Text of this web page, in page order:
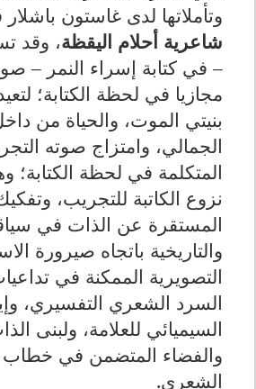
وتأملاتها لدى غاستون
شاعرية أحلام اليقظة، وقد
– في كتابة إسراء النمر –
مجازيا في لحظة الكتابة؛
بنيتي الموت، والحياة من
الجمالي، وامتزاج صوته
المتكلمة في لحظة الكتابة؛
نزوع الكاتبة للتجريب،
المستقرة عن الذات في
والتاريخية باتجاه صيرورة
التصويرية الممكنة في
السرد الشعري التفسيري،
السيميائي للعلامة، ولبنى
والفضاء المتضمن في خطاب
الشعري.